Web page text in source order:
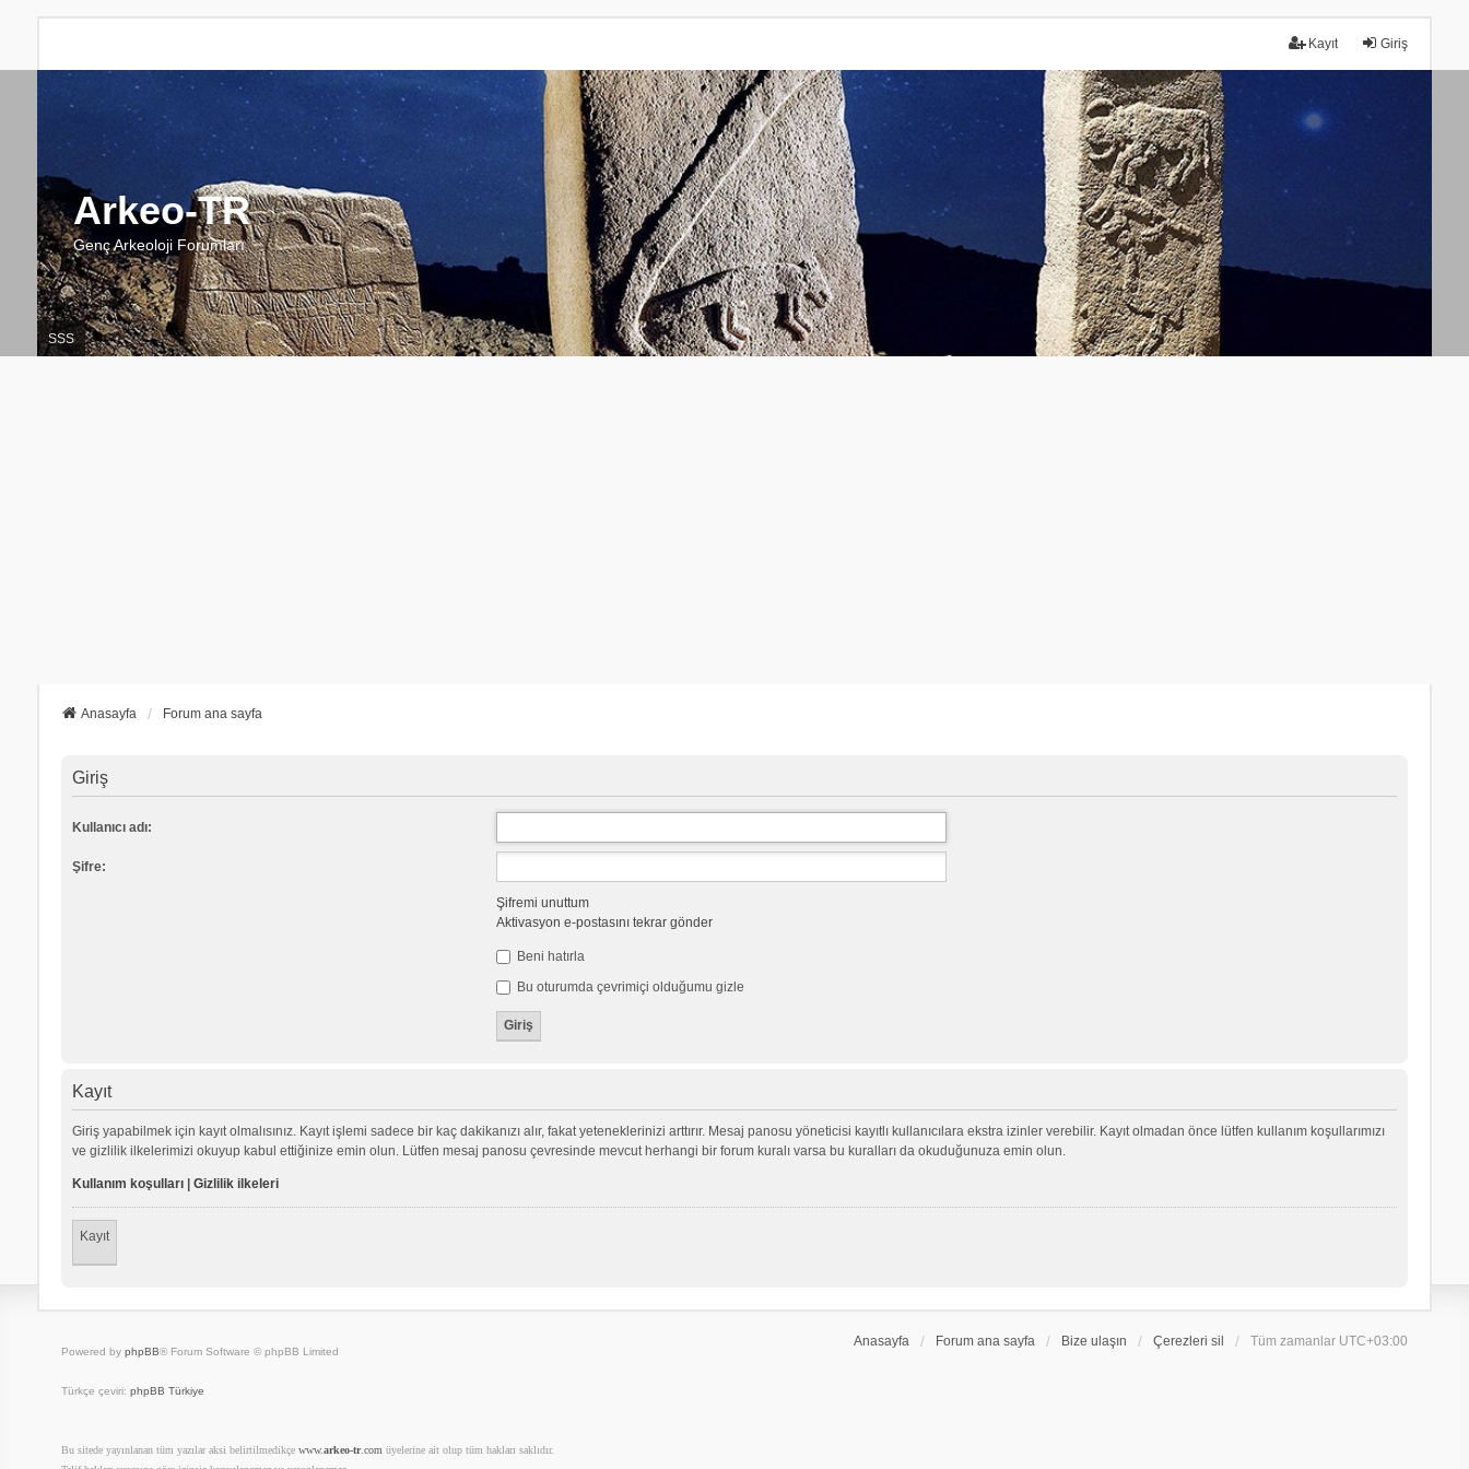
Giriş
Kayıt
Arkeo-TR
Genç Arkeoloji Forumları
SSS
Anasayfa Forum ana sayfa
Giriş
Kullanıcı adı:
Şifre:
Şifremi unuttum
Aktivasyon e-postasını tekrar gönder
Beni hatırla
Bu oturumda çevrimiçi olduğumu gizle
Kayıt
Giriş yapabilmek için kayıt olmalısınız. Kayıt işlemi sadece bir kaç dakikanızı alır, fakat yeteneklerinizi arttırır. Mesaj panosu yöneticisi kayıtlı kullanıcılara ekstra izinler verebilir. Kayıt olmadan önce lütfen kullanım koşullarımızı
ve gizlilik ilkelerimizi okuyup kabul ettiğinize emin olun. Lütfen mesaj panosu çevresinde mevcut herhangi bir forum kuralı varsa bu kuralları da okuduğunuza emin olun.
Kullanım koşulları| Gizlilik ilkeleri
Kayıt
Anasayfa Forum ana sayfa Bize ulaşın Çerezleri sil Tüm zamanlar UTC+03:00
Powered by phpBB® Forum Software © phpBB Limited
Türkçe çeviri: phpBB Türkiye
Bu sitede yayınlanan tüm yazılar aksi belirtilmedikçe www.arkeo-tr.com üyelerine ait olup tüm hakları saklıdır.